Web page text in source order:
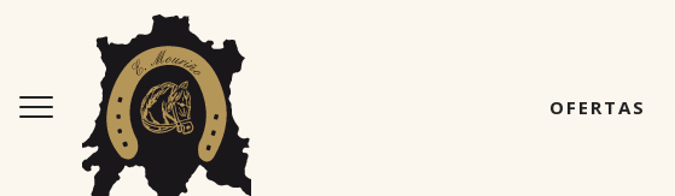
OFERTAS